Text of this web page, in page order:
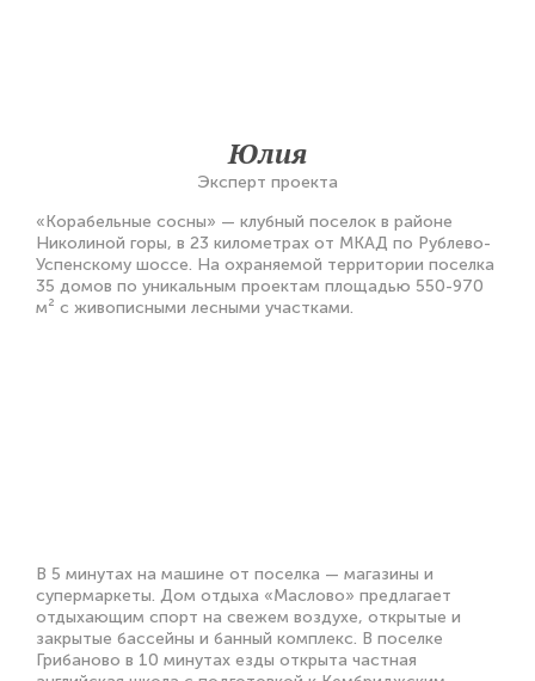
Юлия
Эксперт проекта
«Корабельные сосны» — клубный поселок в районе
Николиной горы, в 23 километрах от МКАД по Рублево-
Успенскому шоссе. На охраняемой территории поселка
35 домов по уникальным проектам площадью 550-970
м² с живописными лесными участками.
В 5 минутах на машине от поселка — магазины и
супермаркеты. Дом отдыха «Маслово» предлагает
отдыхающим спорт на свежем воздухе, открытые и
закрытые бассейны и банный комплекс. В поселке
Грибаново в 10 минутах езды открыта частная